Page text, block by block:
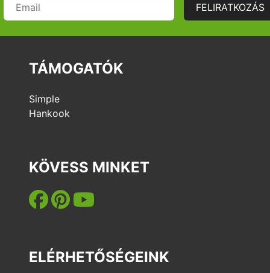
FELIRATKOZÁS
TÁMOGATÓK
Simple
Hankook
KÖVESS MINKET
ELÉRHETŐSÉGEINK